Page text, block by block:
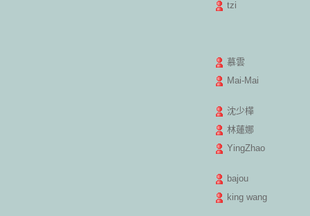
tzi
慕雲
Mai-Mai
沈少樺
林蓮娜
YingZhao
bajou
king wang